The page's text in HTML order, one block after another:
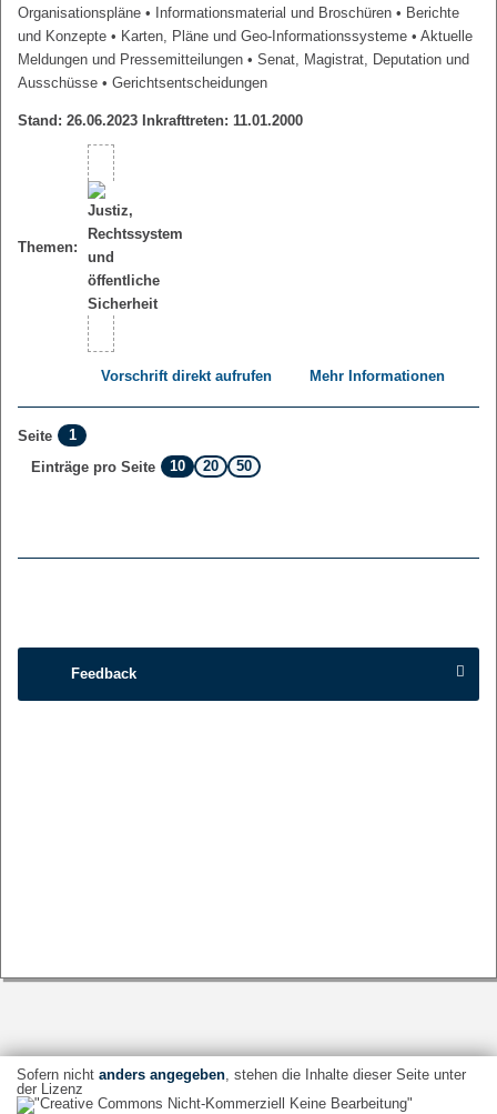
Organisationspläne • Informationsmaterial und Broschüren • Berichte
und Konzepte • Karten, Pläne und Geo-Informationssysteme • Aktuelle
Meldungen und Pressemitteilungen • Senat, Magistrat, Deputation und
Ausschüsse • Gerichtsentscheidungen
Stand: 26.06.2023 Inkrafttreten: 11.01.2000
Themen:
Vorschrift direkt aufrufen Mehr Informationen
Seite
1
Einträge pro Seite
10 20 50
Feedback
Sofern nicht anders angegeben, stehen die Inhalte dieser Seite unter
der Lizenz